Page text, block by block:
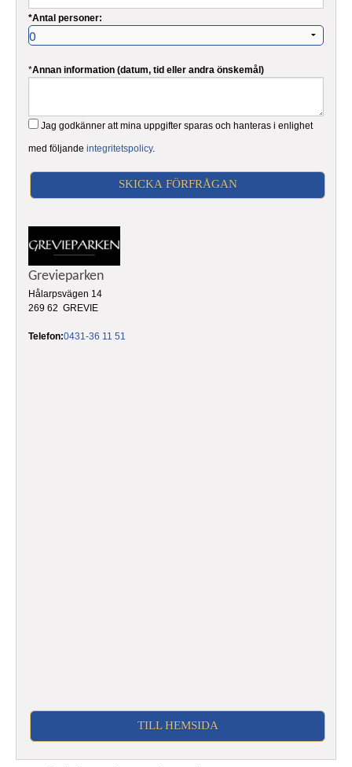
*Antal personer:
*Annan information (datum, tid eller andra önskemål)
Jag godkänner att mina uppgifter sparas och hanteras i enlighet
med följande integritetspolicy.
Grevieparken
Hålarpsvägen 14
269 62 GREVIE
Telefon:0431-36 11 51
TILL HEMSIDA